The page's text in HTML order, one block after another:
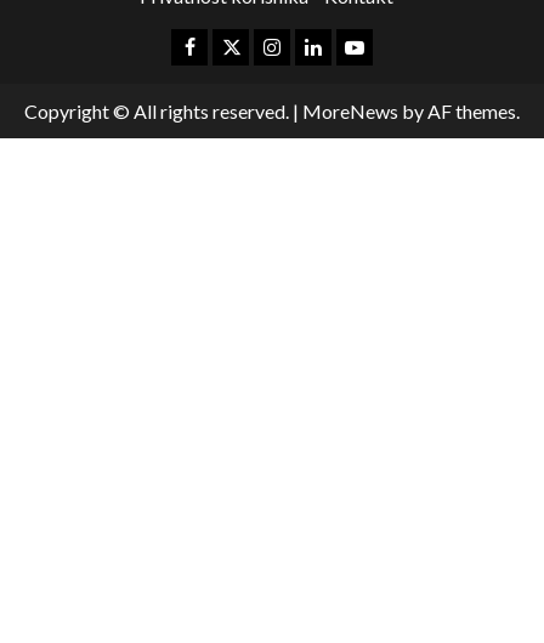
Copyright © All rights reserved. | MoreNews by AF themes.